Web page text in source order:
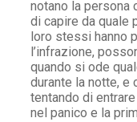
notano la persona
di capire da quale
loro stessi hanno
l’infrazione,
quando si ode
durante la notte, e
tentando di
nel panico e la